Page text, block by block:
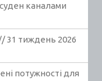
каналами
31 тиждень 2026
потужності для